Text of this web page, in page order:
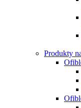
Produkty